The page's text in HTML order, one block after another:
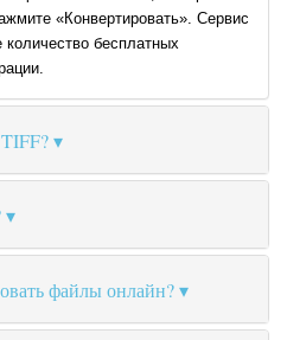
«Конвертировать». Сервис
количество бесплатных
файлы онлайн?